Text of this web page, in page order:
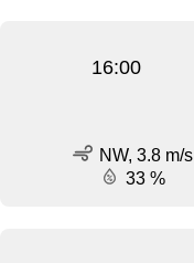
16:00
NW, 3.8 m/s
33 %